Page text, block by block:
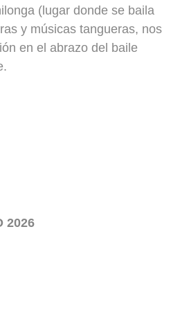
(lugar donde se baila
y músicas tangueras, nos
en el abrazo del baile
2026